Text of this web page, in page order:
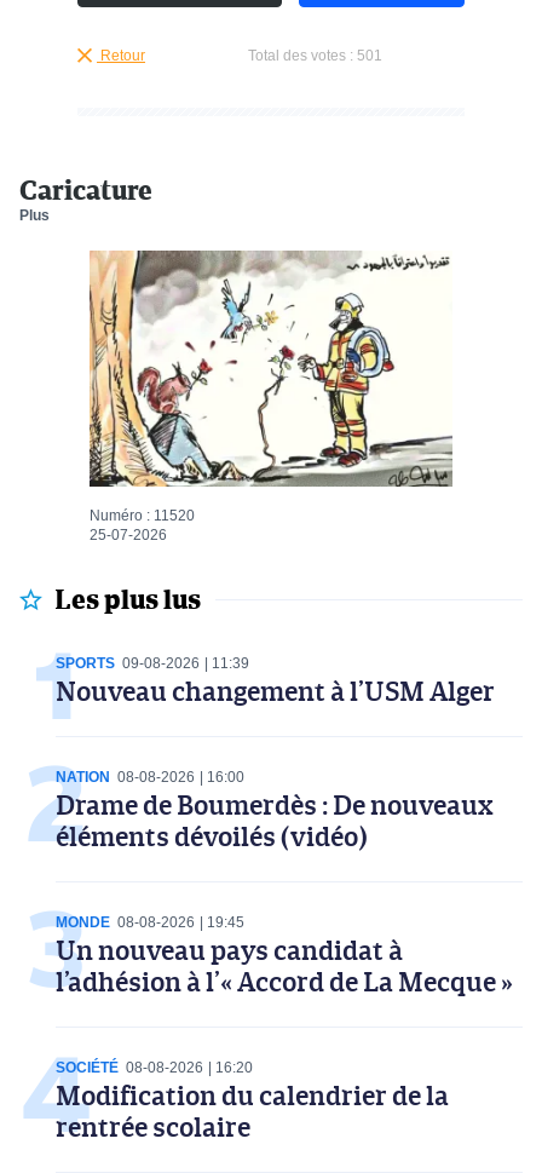
Retour Total des votes : 501
Caricature
Plus
Numéro : 11520
25-07-2026
Les plus lus
SPORTS 09-08-2026 11:39
Nouveau changement à l’USM Alger
NATION 08-08-2026 16:00
Drame de Boumerdès : De nouveaux
éléments dévoilés (vidéo)
MONDE 08-08-2026 19:45
Un nouveau pays candidat à
l’adhésion à l’« Accord de La Mecque »
SOCIÉTÉ 08-08-2026 16:20
Modification du calendrier de la
rentrée scolaire